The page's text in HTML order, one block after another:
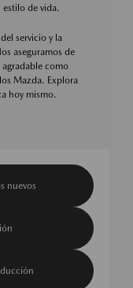
estilo de vida.
servicio y la
aseguramos de
como
Mazda. Explora
hoy mismo.
nuevos